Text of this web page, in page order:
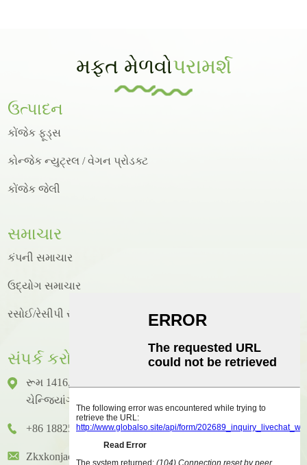
મફત મેળવોપરામર્શ
ઉત્પાદન
કોંજેક ફૂડ્સ
કોન્જેક ન્યુટ્રલ / વેગન પ્રોડક્ટ
કોંજેક જેલી
સમાચાર
કંપની સમાચાર
ઉદ્યોગ સમાચાર
રસોઈ/રેસીપી સમાચાર
સંપર્ક કરો
રૂમ 1416, ફ્લોર 14, જુનહાઓ ઇન્ટરનેશનલ બિલ્ડીંગ, નંબર 2,
ચેન્જિયાંગ ઝોંગકાઇ એવન્યુ, હુઇચેંગ ડિસ્ટ્રિક્ટ, હુઇઝોઉ સિટી
+86 18825458362
Zkxkonjac@hzzkx.com